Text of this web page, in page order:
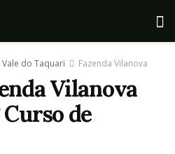
Vale do Taquari Fazenda Vilanova
Vilanova
de